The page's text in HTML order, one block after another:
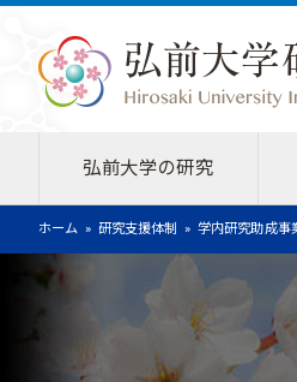
弘前大学の研究
ホーム 研究支援体制 学内研究助成事